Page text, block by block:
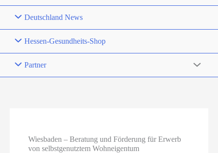
Deutschland News
Hessen-Gesundheits-Shop
Partner
Wiesbaden – Beratung und Förderung für Erwerb
von selbstgenutztem Wohneigentum